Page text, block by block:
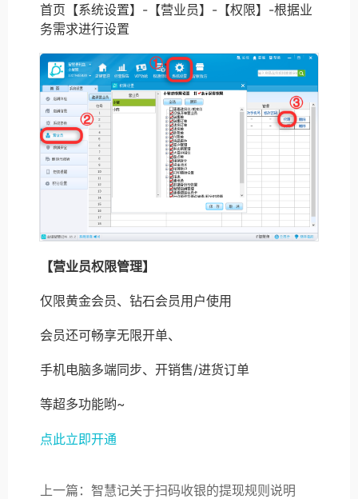
首页【系统设置】-【营业员】-【权限】-根据业
务需求进行设置
【营业员权限管理】
仅限黄金会员、钻石会员用户使用
会员还可畅享无限开单、
手机电脑多端同步、开销售/进货订单
等超多功能哟~
点此立即开通
上一篇：智慧记关于扫码收银的提现规则说明